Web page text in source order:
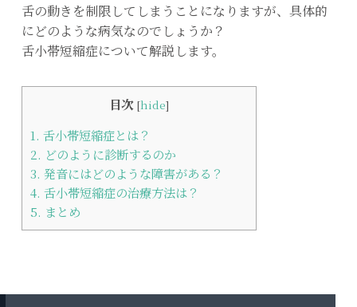
舌の動きを制限してしまうことになりますが、具体的
にどのような病気なのでしょうか？
舌小帯短縮症について解説します。
目次 [hide]
1. 舌小帯短縮症とは？
2. どのように診断するのか
3. 発音にはどのような障害がある？
4. 舌小帯短縮症の治療方法は？
5. まとめ